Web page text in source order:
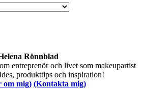
Rönnblad
entreprenör och livet som makeupartist
produkttips och inspiration!
om mig) (Kontakta mig)